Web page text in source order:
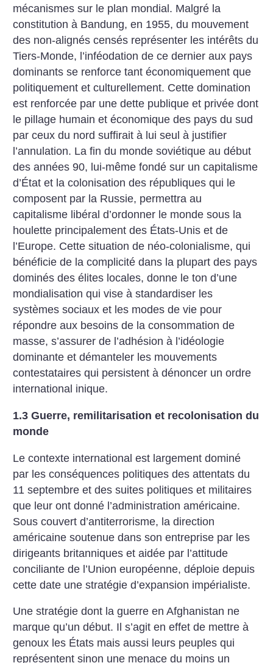
mécanismes sur le plan mondial. Malgré la
constitution à Bandung, en 1955, du mouvement
des non-alignés censés représenter les intérêts du
Tiers-Monde, l’inféodation de ce dernier aux pays
dominants se renforce tant économiquement que
politiquement et culturellement. Cette domination
est renforcée par une dette publique et privée dont
le pillage humain et économique des pays du sud
par ceux du nord suffirait à lui seul à justifier
l’annulation. La fin du monde soviétique au début
des années 90, lui-même fondé sur un capitalisme
d’État et la colonisation des républiques qui le
composent par la Russie, permettra au
capitalisme libéral d’ordonner le monde sous la
houlette principalement des États-Unis et de
l’Europe. Cette situation de néo-colonialisme, qui
bénéficie de la complicité dans la plupart des pays
dominés des élites locales, donne le ton d’une
mondialisation qui vise à standardiser les
systèmes sociaux et les modes de vie pour
répondre aux besoins de la consommation de
masse, s’assurer de l’adhésion à l’idéologie
dominante et démanteler les mouvements
contestataires qui persistent à dénoncer un ordre
international inique.
1.3 Guerre, remilitarisation et recolonisation du
monde
Le contexte international est largement dominé
par les conséquences politiques des attentats du
11 septembre et des suites politiques et militaires
que leur ont donné l’administration américaine.
Sous couvert d’antiterrorisme, la direction
américaine soutenue dans son entreprise par les
dirigeants britanniques et aidée par l’attitude
conciliante de l’Union européenne, déploie depuis
cette date une stratégie d’expansion impérialiste.
Une stratégie dont la guerre en Afghanistan ne
marque qu’un début. Il s’agit en effet de mettre à
genoux les États mais aussi leurs peuples qui
représentent sinon une menace du moins un